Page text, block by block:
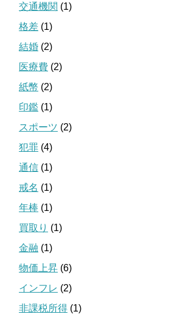
交通機関 (1)
格差 (1)
結婚 (2)
医療費 (2)
紙幣 (2)
印鑑 (1)
スポーツ (2)
犯罪 (4)
通信 (1)
戒名 (1)
年棒 (1)
買取り (1)
金融 (1)
物価上昇 (6)
インフレ (2)
非課税所得 (1)